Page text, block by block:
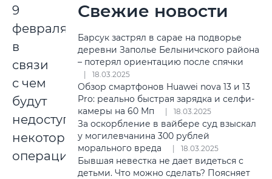
9
февраля,
в
связи
с чем
будут
недоступны
некоторые
операции.
Свежие новости
Барсук застрял в сарае на подворье
деревни Заполье Белыничского района
– потерял ориентацию после спячки
18.03.2025
Обзор смартфонов Huawei nova 13 и 13
Pro: реально быстрая зарядка и селфи-
камеры на 60 Мп
18.03.2025
За оскорбление в вайбере суд взыскал
у могилевчанина 300 рублей
морального вреда
18.03.2025
Бывшая невестка не дает видеться с
детьми. Что можно сделать? Поясняет